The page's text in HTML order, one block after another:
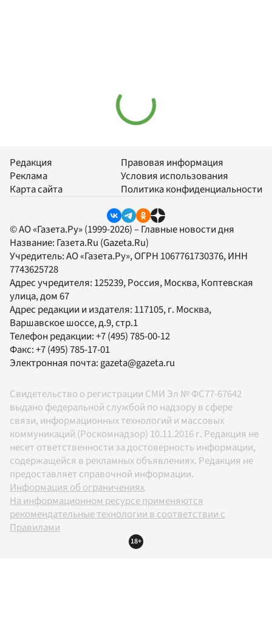
Редакция
Реклама
Карта сайта
Правовая информация
Условия использования
Политика конфиденциальности
© АО «Газета.Ру» (1999-2026) – Главные новости дня
Название: Газета.Ru (Gazeta.Ru)
Учредитель:АО «Газета.Ру», ОГРН 1067761730376, ИНН
7743625728
Адрес учредителя: 125239, Россия, Москва, Коптевская
улица, дом 67
Адрес редакции и издателя: 117105, г. Москва,
Варшавское шоссе, д.9, стр.1
Телефон редакции:+7 (495) 785-00-12
Факс:+7 (495) 785-17-01
Электронная почта:gazeta@gazeta.ru
Свидетельство о регистрации СМИ Эл № ФС77-67642
выдано федеральной службой по надзору в сфере
связи, информационных технологий и массовых
коммуникаций (Роскомнадзор) 10.11.2016 г. Редакция не
несет ответственности за достоверность информации,
содержащейся в рекламных объявлениях. Редакция не
предоставляет справочной информации.
Информация об ограничениях
На информационном ресурсе применяются
рекомендательные технологии в соответствии с
Правилами
18+